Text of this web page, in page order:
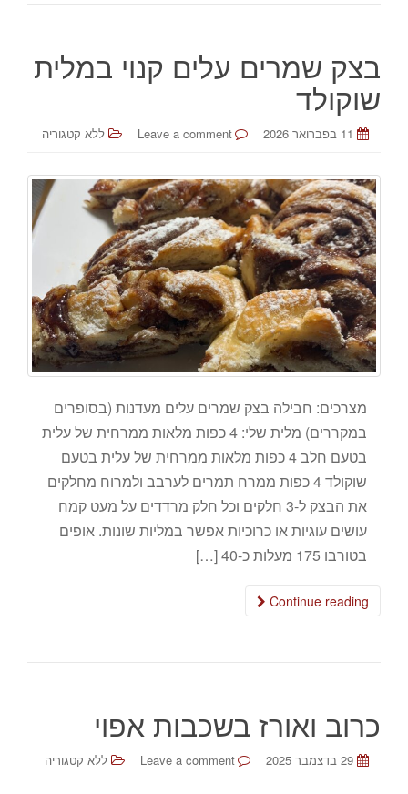
בצק שמרים עלים קנוי במלית
שוקולד
11 בפברואר 2026 Leave a comment ללא קטגוריה
מצרכים: חבילה בצק שמרים עלים מעדנות (בסופרים
במקררים) מלית שלי: 4 כפות מלאות ממרחית של עלית
בטעם חלב 4 כפות מלאות ממרחית של עלית בטעם
שוקולד 4 כפות ממרח תמרים לערבב ולמרוח מחלקים
את הבצק ל-3 חלקים וכל חלק מרדדים על מעט קמח
עושים עוגיות או כרוכיות אפשר במליות שונות. אופים
בטורבו 175 מעלות כ-40 […]
Continue reading
כרוב ואורז בשכבות אפוי
29 בדצמבר 2025 Leave a comment ללא קטגוריה